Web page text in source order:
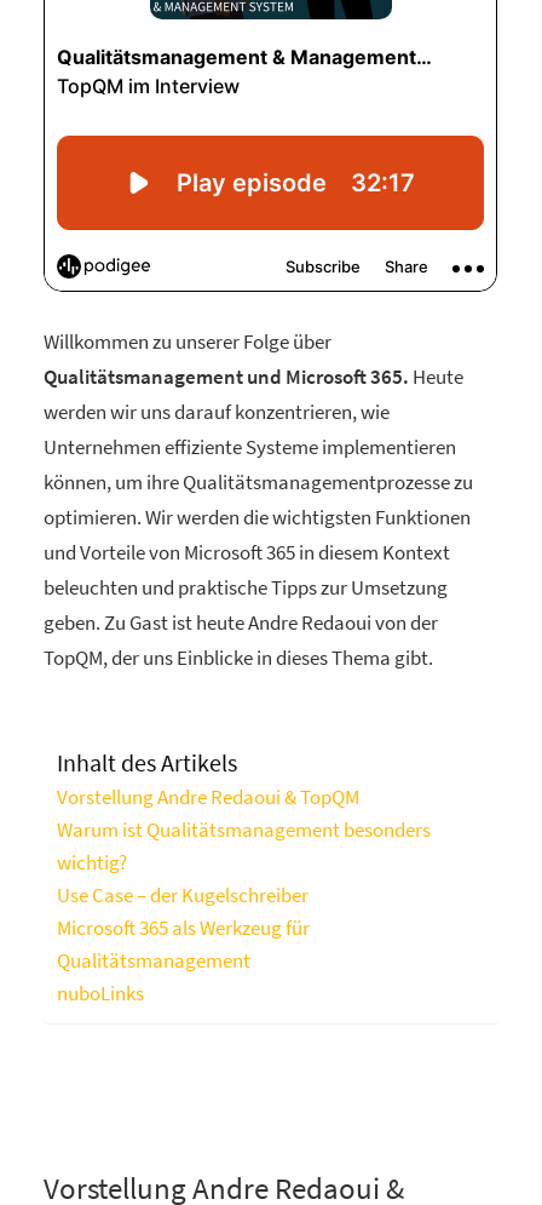
Willkommen zu unserer Folge über
Qualitätsmanagement und Microsoft 365. Heute
werden wir uns darauf konzentrieren, wie
Unternehmen effiziente Systeme implementieren
können, um ihre Qualitätsmanagementprozesse zu
optimieren. Wir werden die wichtigsten Funktionen
und Vorteile von Microsoft 365 in diesem Kontext
beleuchten und praktische Tipps zur Umsetzung
geben. Zu Gast ist heute Andre Redaoui von der
TopQM, der uns Einblicke in dieses Thema gibt.
Inhalt des Artikels
Vorstellung Andre Redaoui & TopQM
Warum ist Qualitätsmanagement besonders
wichtig?
Use Case – der Kugelschreiber
Microsoft 365 als Werkzeug für
Qualitätsmanagement
nuboLinks
Vorstellung Andre Redaoui &